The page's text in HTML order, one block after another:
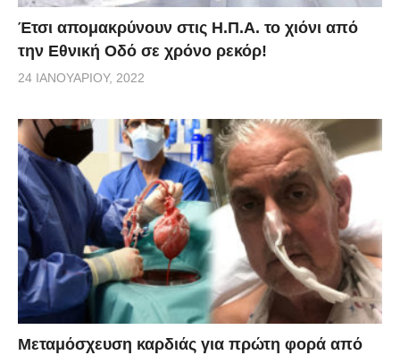
Έτσι απομακρύνουν στις Η.Π.Α. το χιόνι από
την Εθνική Οδό σε χρόνο ρεκόρ!
24 ΙΑΝΟΥΑΡΊΟΥ, 2022
Μεταμόσχευση καρδιάς για πρώτη φορά από